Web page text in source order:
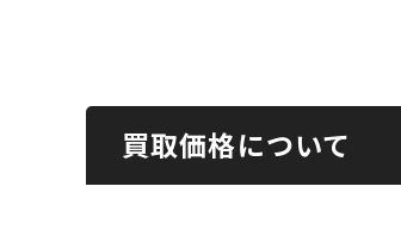
買取価格について